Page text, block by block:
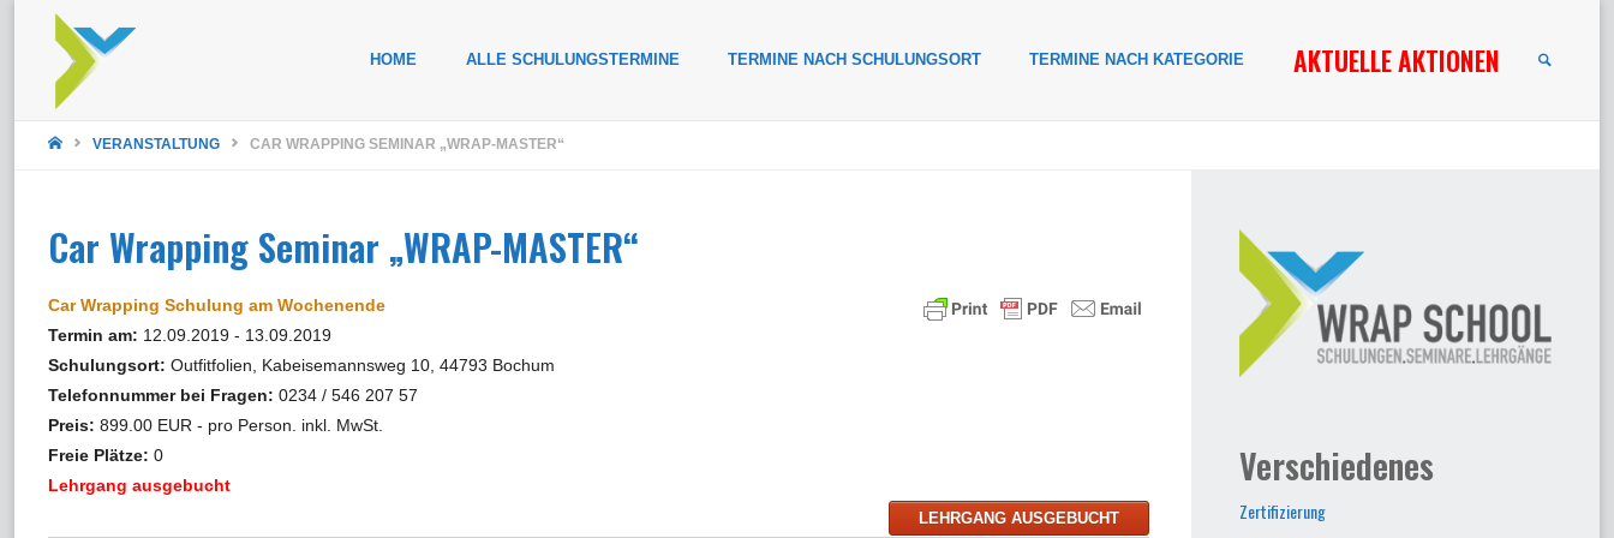
springen
HOME ALLE SCHULUNGSTERMINE TERMINE NACH SCHULUNGSORT TERMINE NACH KATEGORIE AKTUELLE AKTIONEN
STARTSEITE
VERANSTALTUNG CAR WRAPPING SEMINAR „WRAP-MASTER“
Car Wrapping Seminar „WRAP-MASTER“
Car Wrapping Schulung am Wochenende
Termin am: 12.09.2019 - 13.09.2019
Schulungsort: Outfitfolien, Kabeisemannsweg 10, 44793 Bochum
Telefonnummer bei Fragen: 0234 / 546 207 57
Preis: 899.00 EUR - pro Person. inkl. MwSt.
Freie Plätze: 0
Lehrgang ausgebucht
LEHRGANG AUSGEBUCHT
Verschiedenes
Zertifizierung